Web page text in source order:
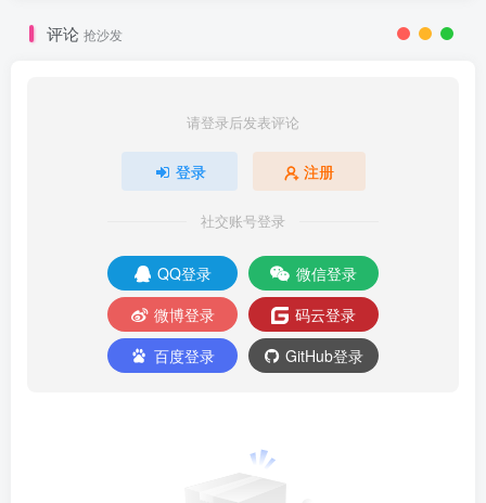
评论 抢沙发
请登录后发表评论
登录 注册
社交账号登录
QQ登录
微信登录
微博登录
码云登录
百度登录
GitHub登录